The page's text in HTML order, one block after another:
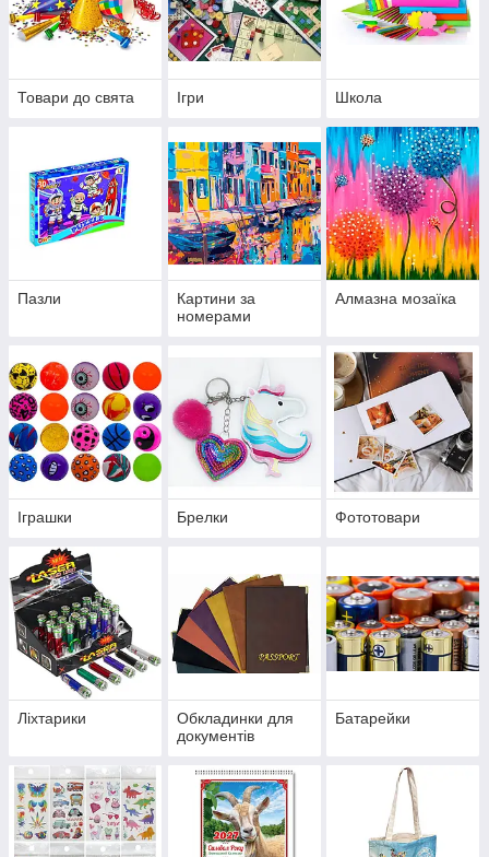
Товари до свята Ігри Школа
Пазли
Картини за
номерами
Алмазна мозаїка
Іграшки Брелки Фототовари
Ліхтарики
Обкладинки для
документів
Батарейки